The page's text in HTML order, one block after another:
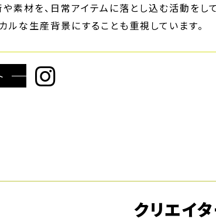
素材を、日常アイテムに落とし込む活動をし
ルな生産背景にすることも重視しています。
クリエイ